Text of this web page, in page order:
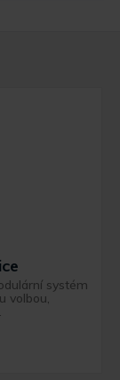
systém
volbou,